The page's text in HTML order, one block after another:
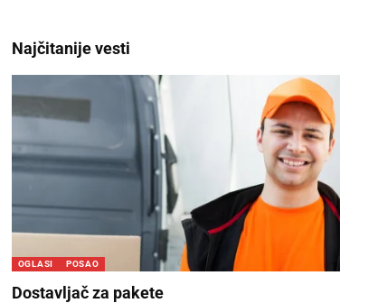
Najčitanije vesti
OGLASI POSAO
Dostavljač za pakete